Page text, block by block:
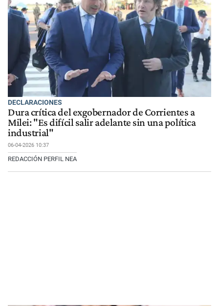
DECLARACIONES
Dura crítica del exgobernador de Corrientes a
Milei: "Es difícil salir adelante sin una política
industrial"
06-04-2026 10:37
REDACCIÓN PERFIL NEA